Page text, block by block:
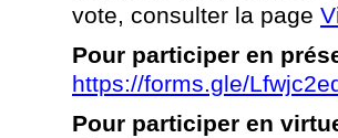
vote, consulter la page
Pour participer en
https://forms.gle/
Pour participer en